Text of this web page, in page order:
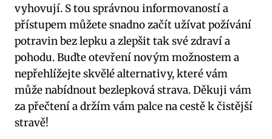
vyhovují. S tou správnou informovaností a
přístupem můžete snadno začít užívat požívání
potravin bez lepku a zlepšit tak své zdraví a
pohodu. Buďte otevření novým možnostem a
nepřehlížejte skvělé alternativy, které vám
může nabídnout bezlepková strava. Děkuji vám
za přečtení a držím vám palce na cestě k čistější
stravě!